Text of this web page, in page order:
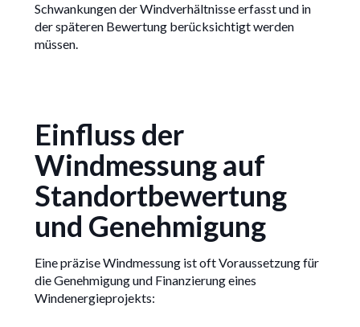
Schwankungen der Windverhältnisse erfasst und in
der späteren Bewertung berücksichtigt werden
müssen.
Einfluss der
Windmessung auf
Standortbewertung
und Genehmigung
Eine präzise Windmessung ist oft Voraussetzung für
die Genehmigung und Finanzierung eines
Windenergieprojekts: